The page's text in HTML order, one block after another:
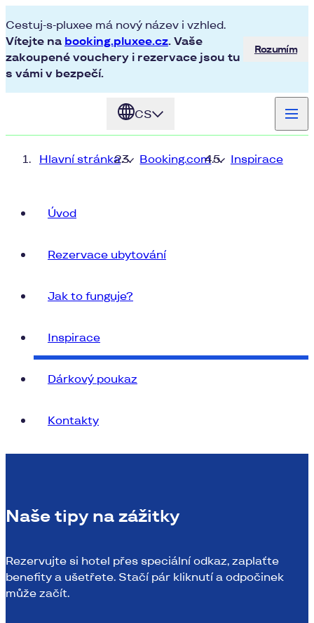
Cestuj-s-pluxee má nový název i vzhled.
Vítejte na booking.pluxee.cz. Vaše
zakoupené vouchery i rezervace jsou tu
s vámi v bezpečí.
Rozumím
CS
Hlavní stránka Booking.com Inspirace
Úvod
Rezervace ubytování
Jak to funguje?
Inspirace
Dárkový poukaz
Kontakty
Naše tipy na zážitky
Rezervujte si hotel přes speciální odkaz, zaplaťte
benefity a ušetřete. Stačí pár kliknutí a odpočinek
může začít.